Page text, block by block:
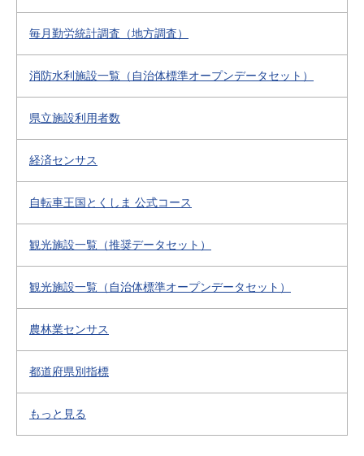
毎月勤労統計調査（地方調査）
消防水利施設一覧（自治体標準オープンデータセット）
県立施設利用者数
経済センサス
自転車王国とくしま 公式コース
観光施設一覧（推奨データセット）
観光施設一覧（自治体標準オープンデータセット）
農林業センサス
都道府県別指標
もっと見る